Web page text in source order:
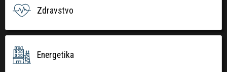
Zdravstvo
Energetika